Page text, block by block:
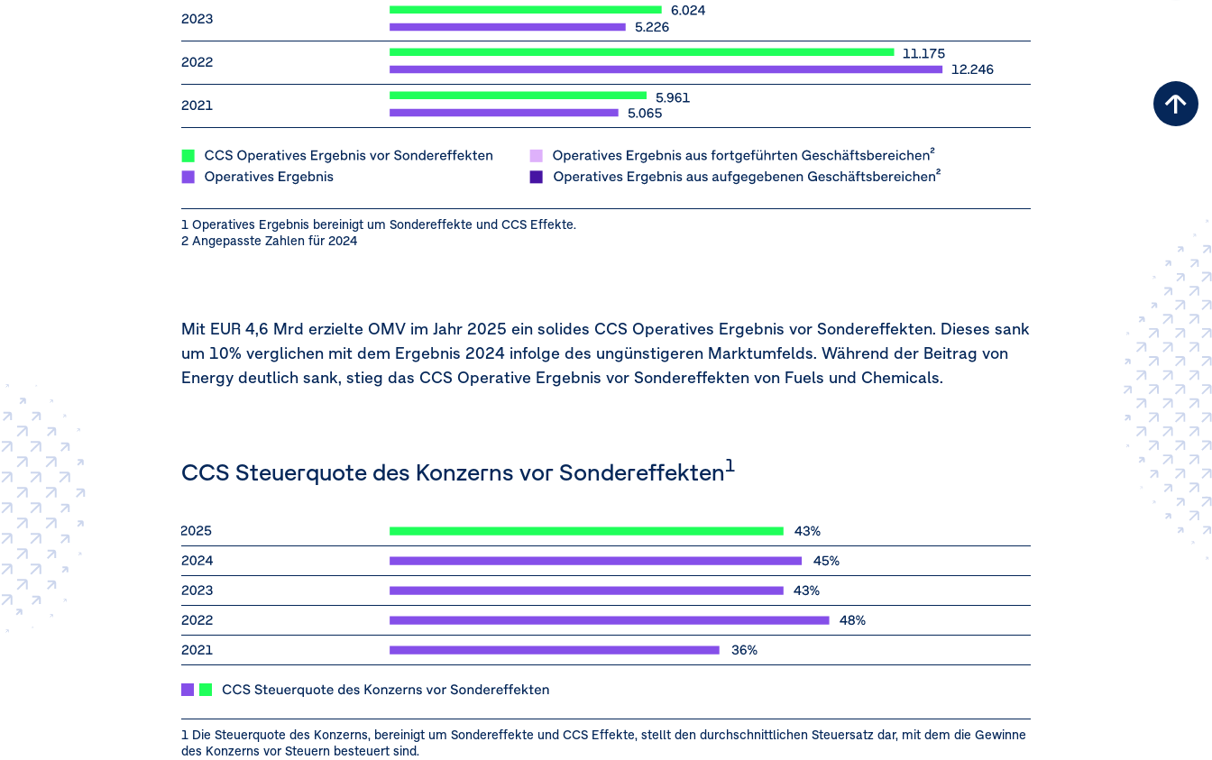
1 Operatives Ergebnis bereinigt um Sondereffekte und CCS Effekte.
2 Angepasste Zahlen für 2024
Mit EUR 4,6 Mrd erzielte OMV im Jahr 2025 ein solides CCS Operatives Ergebnis vor Sondereffekten. Dieses sank
um 10% verglichen mit dem Ergebnis 2024 infolge des ungünstigeren Marktumfelds. Während der Beitrag von
Energy deutlich sank, stieg das CCS Operative Ergebnis vor Sondereffekten von Fuels und Chemicals.
CCS Steuerquote des Konzerns vor Sondereffekten1
1 Die Steuerquote des Konzerns, bereinigt um Sondereffekte und CCS Effekte, stellt den durchschnittlichen Steuersatz dar, mit dem die Gewinne
des Konzerns vor Steuern besteuert sind.